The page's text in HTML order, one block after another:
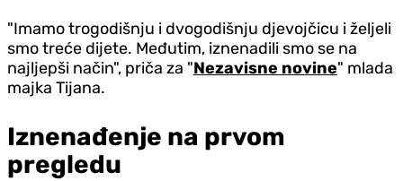
"Imamo trogodišnju i dvogodišnju djevojčicu i željeli
smo treće dijete. Međutim, iznenadili smo se na
najljepši način", priča za "Nezavisne novine" mlada
majka Tijana.
Iznenađenje na prvom
pregledu